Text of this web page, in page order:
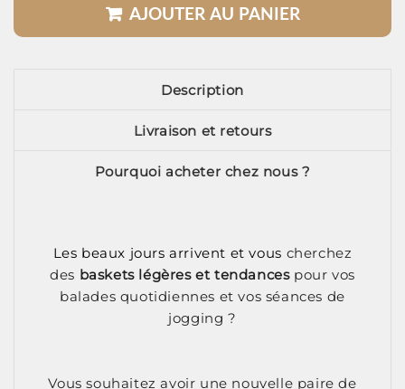
AJOUTER AU PANIER
Description
Livraison et retours
Pourquoi acheter chez nous ?
Les beaux jours arrivent et vous cherchez
des baskets légères et tendances pour vos
balades quotidiennes et vos séances de
jogging ?
Vous souhaitez avoir une nouvelle paire de